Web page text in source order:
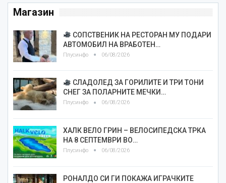
Магазин
СОПСТВЕНИК НА РЕСТОРАН МУ ПОДАРИ
АВТОМОБИЛ НА ВРАБОТЕН…
Плусинфо 06/08/2026
СЛАДОЛЕД ЗА ГОРИЛИТЕ И ТРИ ТОНИ
СНЕГ ЗА ПОЛАРНИТЕ МЕЧКИ…
Плусинфо 06/08/2026
ХАЛК ВЕЛО ГРИН – ВЕЛОСИПЕДСКА ТРКА
НА 8 СЕПТЕМВРИ ВО…
Плусинфо 06/08/2026
РОНАЛДО СИ ГИ ПОКАЖА ИГРАЧКИТЕ